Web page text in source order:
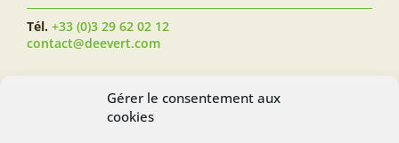
Gérer le consentement aux
cookies
Tél. +33 (0)3 29 62 02 12
contact@deevert.com
SUIVEZ-NOUS...